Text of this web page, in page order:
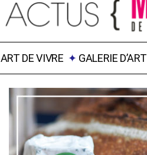
ART DE VIVRE ✦ GALERIE D’ART